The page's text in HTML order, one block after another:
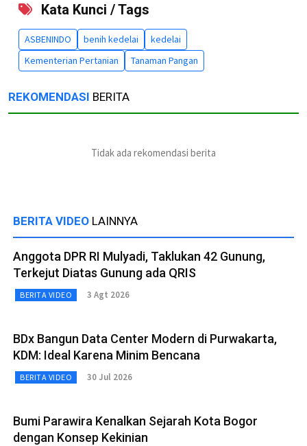
Kata Kunci / Tags
ASBENINDO benih kedelai
kedelai
Kementerian Pertanian
Tanaman Pangan
REKOMENDASI BERITA
Tidak ada rekomendasi berita
BERITA VIDEO LAINNYA
Anggota DPR RI Mulyadi, Taklukan 42 Gunung,
Terkejut Diatas Gunung ada QRIS
BERITA VIDEO 3 Agt 2026
BDx Bangun Data Center Modern di Purwakarta,
KDM: Ideal Karena Minim Bencana
BERITA VIDEO 30 Jul 2026
Bumi Parawira Kenalkan Sejarah Kota Bogor
dengan Konsep Kekinian